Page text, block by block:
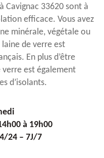
Cavignac 33620 sont à
efficace. Vous avez
minérale, végétale ou
de verre est
En plus d’être
verre est également
d’isolants.
à 19h00
24 – 7J/7